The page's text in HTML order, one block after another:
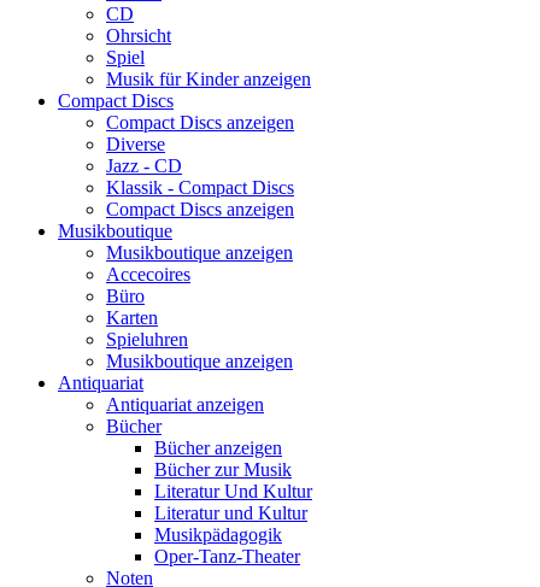
CD
Ohrsicht
Spiel
Musik für Kinder anzeigen
Compact Discs
Compact Discs anzeigen
Diverse
Jazz - CD
Klassik - Compact Discs
Compact Discs anzeigen
Musikboutique
Musikboutique anzeigen
Accecoires
Büro
Karten
Spieluhren
Musikboutique anzeigen
Antiquariat
Antiquariat anzeigen
Bücher
Bücher anzeigen
Bücher zur Musik
Literatur Und Kultur
Literatur und Kultur
Musikpädagogik
Oper-Tanz-Theater
Noten